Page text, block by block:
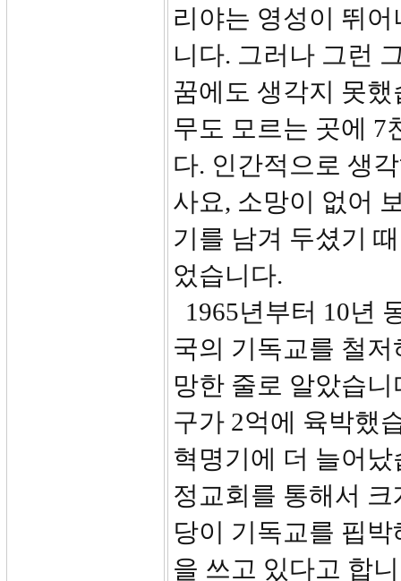
리야는 영성이 뛰
니다. 그러나 그런
꿈에도 생각지 못
무도 모르는 곳에 7
다. 인간적으로 생
사요, 소망이 없어
기를 남겨 두셨기
었습니다.
1965년부터 10년
국의 기독교를 철
망한 줄로 알았습
구가 2억에 육박했
혁명기에 더 늘어
정교회를 통해서
당이 기독교를 핍
을 쓰고 있다고 합